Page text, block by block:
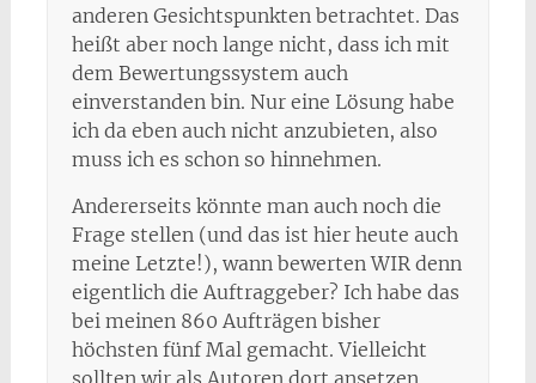
anderen Gesichtspunkten betrachtet. Das
heißt aber noch lange nicht, dass ich mit
dem Bewertungssystem auch
einverstanden bin. Nur eine Lösung habe
ich da eben auch nicht anzubieten, also
muss ich es schon so hinnehmen.
Andererseits könnte man auch noch die
Frage stellen (und das ist hier heute auch
meine Letzte!), wann bewerten WIR denn
eigentlich die Auftraggeber? Ich habe das
bei meinen 860 Aufträgen bisher
höchsten fünf Mal gemacht. Vielleicht
sollten wir als Autoren dort ansetzen